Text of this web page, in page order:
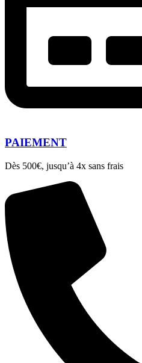
PAIEMENT
Dès 500€, jusqu’à 4x sans frais